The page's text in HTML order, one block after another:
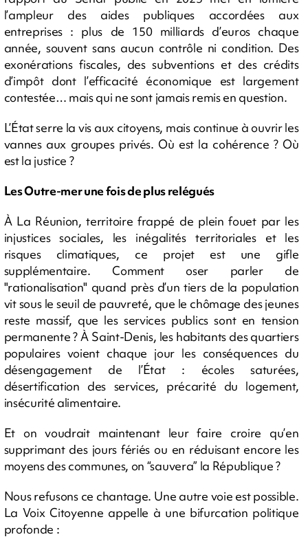
l’ampleur des aides publiques accordées aux
entreprises : plus de 150 milliards d’euros chaque
année, souvent sans aucun contrôle ni condition. Des
exonérations fiscales, des subventions et des crédits
d’impôt dont l’efficacité économique est largement
contestée… mais qui ne sont jamais remis en question.
L’État serre la vis aux citoyens, mais continue à ouvrir les
vannes aux groupes privés. Où est la cohérence ? Où
est la justice ?
Les Outre-mer une fois de plus relégués
À La Réunion, territoire frappé de plein fouet par les
injustices sociales, les inégalités territoriales et les
risques climatiques, ce projet est une gifle
supplémentaire. Comment oser parler de
"rationalisation" quand près d’un tiers de la population
vit sous le seuil de pauvreté, que le chômage des jeunes
reste massif, que les services publics sont en tension
permanente ? À Saint-Denis, les habitants des quartiers
populaires voient chaque jour les conséquences du
désengagement de l’État : écoles saturées,
désertification des services, précarité du logement,
insécurité alimentaire.
Et on voudrait maintenant leur faire croire qu’en
supprimant des jours fériés ou en réduisant encore les
moyens des communes, on “sauvera” la République ?
Nous refusons ce chantage. Une autre voie est possible.
La Voix Citoyenne appelle à une bifurcation politique
profonde :